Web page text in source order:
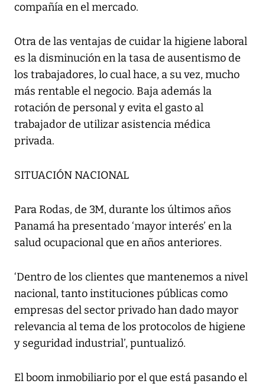
compañía en el mercado.
Otra de las ventajas de cuidar la higiene laboral
es la disminución en la tasa de ausentismo de
los trabajadores, lo cual hace, a su vez, mucho
más rentable el negocio. Baja además la
rotación de personal y evita el gasto al
trabajador de utilizar asistencia médica
privada.
SITUACIÓN NACIONAL
Para Rodas, de 3M, durante los últimos años
Panamá ha presentado ‘mayor interés’ en la
salud ocupacional que en años anteriores.
‘Dentro de los clientes que mantenemos a nivel
nacional, tanto instituciones públicas como
empresas del sector privado han dado mayor
relevancia al tema de los protocolos de higiene
y seguridad industrial’, puntualizó.
El boom inmobiliario por el que está pasando el